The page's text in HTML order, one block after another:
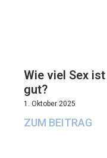
Wie viel Sex ist
gut?
1. Oktober 2025
ZUM BEITRAG